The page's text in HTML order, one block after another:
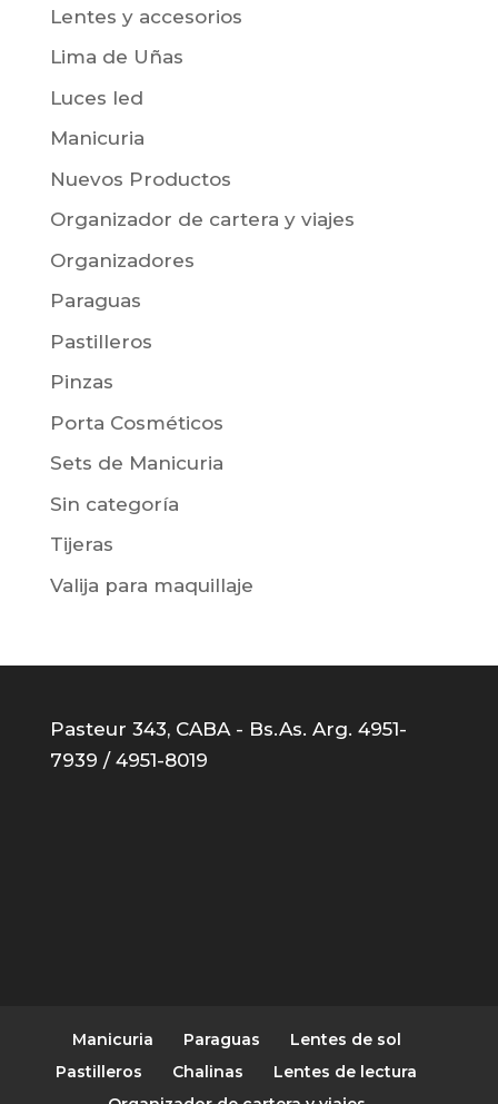
Lentes y accesorios
Lima de Uñas
Luces led
Manicuria
Nuevos Productos
Organizador de cartera y viajes
Organizadores
Paraguas
Pastilleros
Pinzas
Porta Cosméticos
Sets de Manicuria
Sin categoría
Tijeras
Valija para maquillaje
Pasteur 343, CABA - Bs.As. Arg. 4951-
7939 / 4951-8019
Manicuria Paraguas
Lentes de sol
Pastilleros
Chalinas
Lentes de lectura